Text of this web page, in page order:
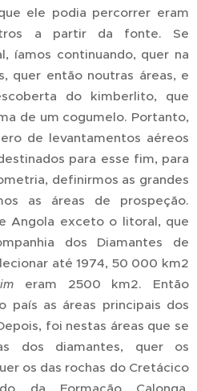
ele podia percorrer eram
a partir da fonte. Se
íamos continuando, quer na
quer então noutras áreas, e
do kimberlito, que
de um cogumelo. Portanto,
de levantamentos aéreos
para esse fim, para
definirmos as grandes
as áreas de prospeção.
Angola exceto o litoral, que
dos Diamantes de
até 1974, 50 000 km2
eram 2500 km2. Então
país as áreas principais dos
foi nestas áreas que se
dos diamantes, quer os
os das rochas do Cretácico
da Formação Calonga,